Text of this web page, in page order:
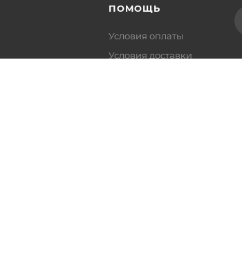
ПОМОЩЬ
Условия оплаты
Условия доставки